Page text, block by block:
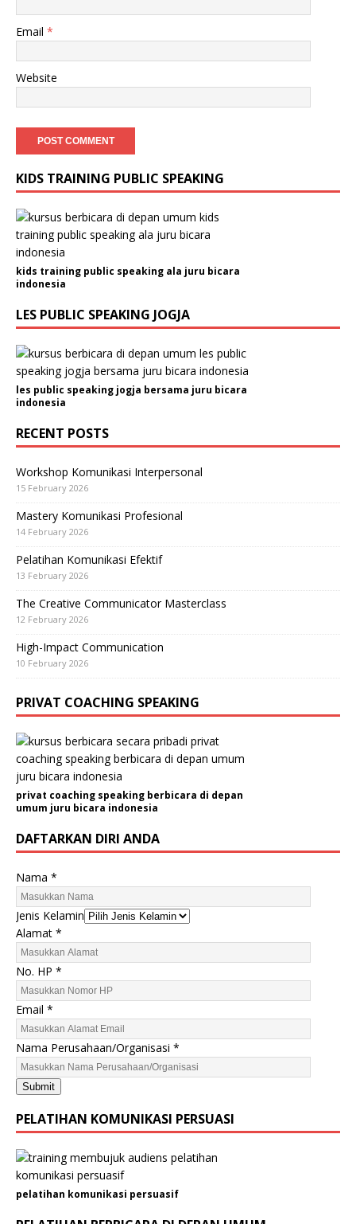
Email *
Website
KIDS TRAINING PUBLIC SPEAKING
kids training public speaking ala juru bicara
indonesia
LES PUBLIC SPEAKING JOGJA
les public speaking jogja bersama juru bicara
indonesia
RECENT POSTS
Workshop Komunikasi Interpersonal
15 February 2026
Mastery Komunikasi Profesional
14 February 2026
Pelatihan Komunikasi Efektif
13 February 2026
The Creative Communicator Masterclass
12 February 2026
High-Impact Communication
10 February 2026
PRIVAT COACHING SPEAKING
privat coaching speaking berbicara di depan
umum juru bicara indonesia
DAFTARKAN DIRI ANDA
Nama *
Jenis Kelamin
N
a
m
a
N
o
.
K
e
l
m
n
Alamat *
No. HP *
Email *
Nama Perusahaan/Organisasi *
Submit
PELATIHAN KOMUNIKASI PERSUASI
pelatihan komunikasi persuasif